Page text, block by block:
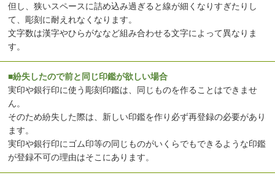
但し、狭いスペースに詰め込み過ぎると線が細くなりすぎたりし
て、彫刻に耐えれなくなります。
文字数は漢字やひらがななど組み合わせる文字によって異なりま
す。
■紛失したので前と同じ印鑑が欲しい場合
実印や銀行印に使う彫刻印鑑は、同じものを作ることはできませ
ん。
そのため紛失した際は、新しい印鑑を作り必ず再登録の必要があり
ます。
実印や銀行印にゴム印等の同じものがいくらでもできるような印鑑
が登録不可の理由はそこにあります。